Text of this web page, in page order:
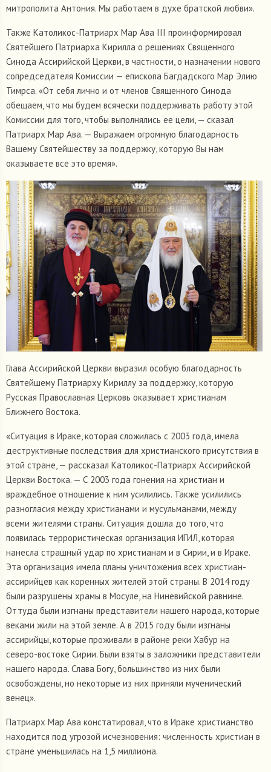
митрополита Антония. Мы работаем в духе братской любви».
Также Католикос-Патриарх Мар Ава III проинформировал
Святейшего Патриарха Кирилла о решениях Священного
Синода Ассирийской Церкви, в частности, о назначении нового
сопредседателя Комиссии — епископа Багдадского Мар Элию
Тимрса. «От себя лично и от членов Священного Синода
обещаем, что мы будем всячески поддерживать работу этой
Комиссии для того, чтобы выполнялись ее цели, — сказал
Патриарх Мар Ава. — Выражаем огромную благодарность
Вашему Святейшеству за поддержку, которую Вы нам
оказываете все это время».
Глава Ассирийской Церкви выразил особую благодарность
Святейшему Патриарху Кириллу за поддержку, которую
Русская Православная Церковь оказывает христианам
Ближнего Востока.
«Ситуация в Ираке, которая сложилась с 2003 года, имела
деструктивные последствия для христианского присутствия в
этой стране, — рассказал Католикос-Патриарх Ассирийской
Церкви Востока. — С 2003 года гонения на христиан и
враждебное отношение к ним усилились. Также усилились
разногласия между христианами и мусульманами, между
всеми жителями страны. Ситуация дошла до того, что
появилась террористическая организация ИГИЛ, которая
нанесла страшный удар по христианам и в Сирии, и в Ираке.
Эта организация имела планы уничтожения всех христиан-
ассирийцев как коренных жителей этой страны. В 2014 году
были разрушены храмы в Мосуле, на Ниневийской равнине.
Оттуда были изгнаны представители нашего народа, которые
веками жили на этой земле. А в 2015 году были изгнаны
ассирийцы, которые проживали в районе реки Хабур на
северо-востоке Сирии. Были взяты в заложники представители
нашего народа. Слава Богу, большинство из них были
освобождены, но некоторые из них приняли мученический
венец».
Патриарх Мар Ава констатировал, что в Ираке христианство
находится под угрозой исчезновения: численность христиан в
стране уменьшилась на 1,5 миллиона.